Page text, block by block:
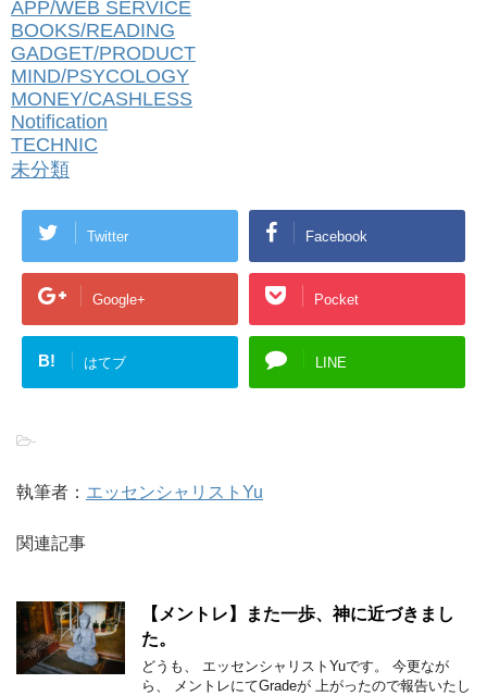
APP/WEB SERVICE
BOOKS/READING
GADGET/PRODUCT
MIND/PSYCOLOGY
MONEY/CASHLESS
Notification
TECHNIC
未分類
Twitter Facebook
Google+ Pocket
B! はてブ LINE
-
執筆者： エッセンシャリストYu
関連記事
【メントレ】また一歩、神に近づきまし
た。
どうも、 エッセンシャリストYuです。 今更なが
ら、 メントレにてGradeが 上がったので報告いたし